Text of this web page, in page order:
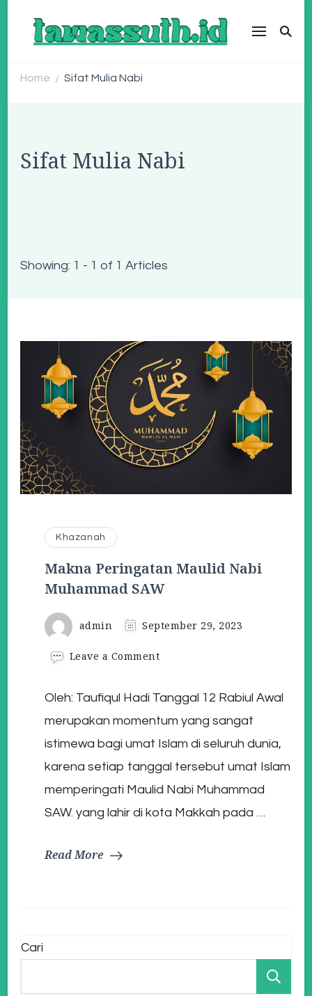
Home / Sifat Mulia Nabi
Sifat Mulia Nabi
Showing: 1 - 1 of 1 Articles
Khazanah
Makna Peringatan Maulid Nabi
Muhammad SAW
admin September 29, 2023
Leave a Commenton
Maulid
Muhammad
SAW
Oleh: Taufiqul Hadi Tanggal 12 Rabiul Awal
merupakan momentum yang sangat
istimewa bagi umat Islam di seluruh dunia,
karena setiap tanggal tersebut umat Islam
memperingati Maulid Nabi Muhammad
SAW. yang lahir di kota Makkah pada …
Read More
Cari